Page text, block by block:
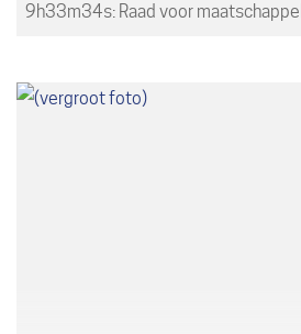
9h33m34s: Raad voor